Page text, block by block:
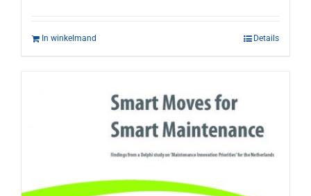
In winkelmand Details